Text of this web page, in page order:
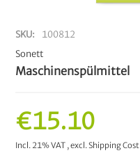
SKU
100812
Sonett
Maschinenspülmittel
€15.10
Incl. 21% VAT ,excl.Shipping Cost